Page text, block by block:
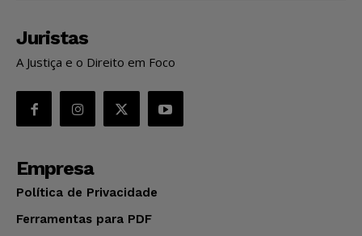
Juristas
A Justiça e o Direito em Foco
Empresa
Política de Privacidade
Ferramentas para PDF